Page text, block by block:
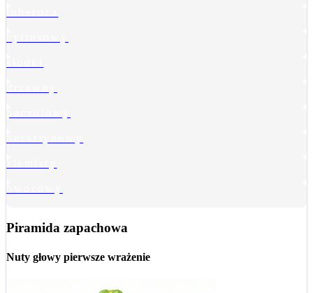
Piramida zapachowa
Nuty głowy pierwsze wrażenie